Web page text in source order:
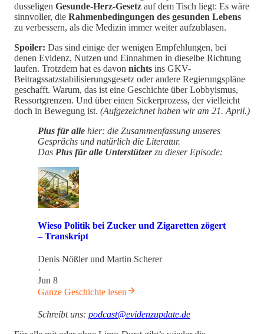
dusseligen Gesunde-Herz-Gesetz auf dem Tisch liegt: Es wäre
sinnvoller, die Rahmenbedingungen des gesunden Lebens
zu verbessern, als die Medizin immer weiter aufzublasen.
Spoiler: Das sind einige der wenigen Empfehlungen, bei
denen Evidenz, Nutzen und Einnahmen in dieselbe Richtung
laufen. Trotzdem hat es davon nichts ins GKV-
Beitragssatzstabilisierungsgesetz oder andere Regierungspläne
geschafft. Warum, das ist eine Geschichte über Lobbyismus,
Ressortgrenzen. Und über einen Sickerprozess, der vielleicht
doch in Bewegung ist. (Aufgezeichnet haben wir am 21. April.)
Plus für alle hier: die Zusammenfassung unseres
Gesprächs und natürlich die Literatur.
Das Plus für alle Unterstützerzu dieser Episode:
Wieso Politik bei Zucker und Zigaretten zögert
– Transkript
Denis Nößlerund Martin Scherer
·
Jun 8
Ganze Geschichte lesen
Schreibt uns: podcast@evidenzupdate.de